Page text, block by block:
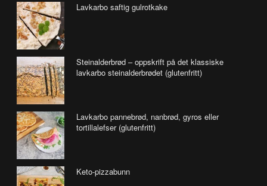
Lavkarbo saftig gulrotkake
Steinalderbrød – oppskrift på det klassiske
lavkarbo steinalderbrødet (glutenfritt)
Lavkarbo pannebrød, nanbrød, gyros eller
tortillalefser (glutenfritt)
Keto-pizzabunn